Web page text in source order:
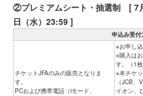
②プレミアムシート・抽選制 [ 7
日（水）23:59 ]
申込み受付
チケットJFAのみの販売となりま
す。
PCおよび携帯電話（iモード、
※お申し
※購入は
す。（1
※本チケ
（JCB、
イオン、